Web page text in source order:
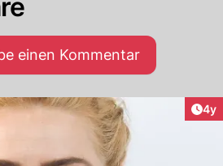
einen Kommentar
4y